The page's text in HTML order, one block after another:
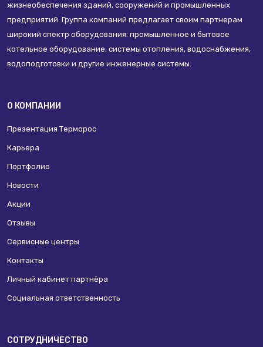
жизнеобеспечения зданий, сооружений и промышленных
предприятий. Группа компаний предлагает своим партнерам
широкий спектр оборудования: промышленное и бытовое
котельное оборудование, системы отопления, водоснабжения,
водоподготовки и другие инженерные системы.
О КОМПАНИИ
Презентация Терморос
Карьера
Портфолио
Новости
Акции
Отзывы
Сервисные центры
Контакты
Личный кабинет партнёра
Социальная ответственность
СОТРУДНИЧЕСТВО